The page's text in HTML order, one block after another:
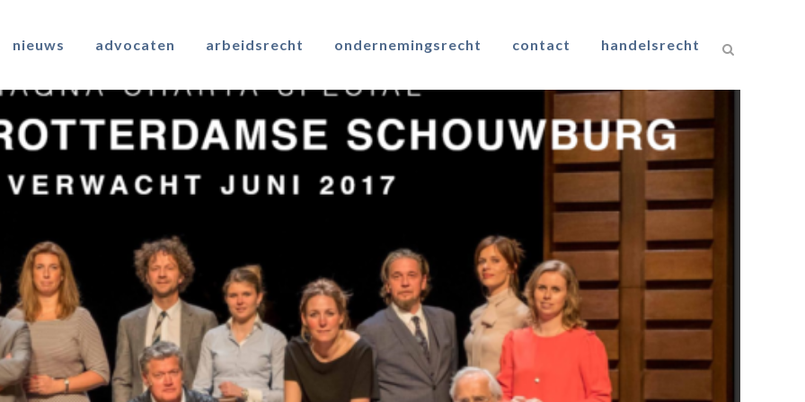
nieuws advocaten arbeidsrecht ondernemingsrecht contact handelsrecht